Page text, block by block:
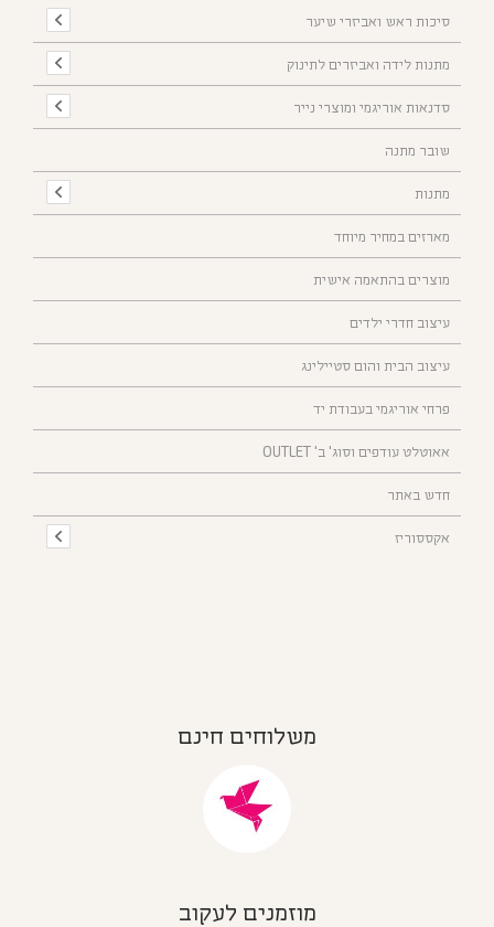
סיכות ראש ואביזרי שיער
מתנות לידה ואביזרים לתינוק
סדנאות אוריגמי ומוצרי נייר
שובר מתנה
מתנות
מארזים במחיר מיוחד
מוצרים בהתאמה אישית
עיצוב חדרי ילדים
עיצוב הבית והום סטיילינג
פרחי אוריגמי בעבודת יד
אאוטלט עודפים וסוג' ב' OUTLET
חדש באתר
אקססוריז
משלוחים חינם
מוזמנים לעקוב